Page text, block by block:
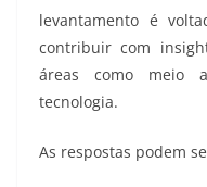
levantamento é
contribuir com
áreas como meio
tecnologia.
As respostas podem